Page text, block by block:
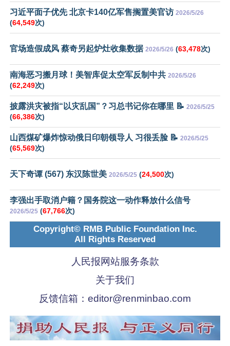
习近平面子优先 北京卡140亿军售搁置美官访 2026/5/26
(64,549次)
官场造假成风 蔡奇另起炉灶收集数据 2026/5/26 (63,478次)
南海恶习搬月球！美智库促太空军反制中共 2026/5/26
(62,249次)
披露洪灾被指“以灾乱国”？习总书记你在哪里 📝 2026/5/25
(66,386次)
山西煤矿爆炸惊动俄日印朝领导人 习很丢脸 📝 2026/5/25
(65,569次)
天下奇谭 (567) 东汉陈世美 2026/5/25 (24,500次)
李强出手取消户籍？国务院这一动作释放什么信号
2026/5/25 (67,766次)
Copyright© RMB Public Foundation Inc.
All Rights Reserved
人民报网站服务条款
关于我们
反馈信箱： editor@renminbao.com